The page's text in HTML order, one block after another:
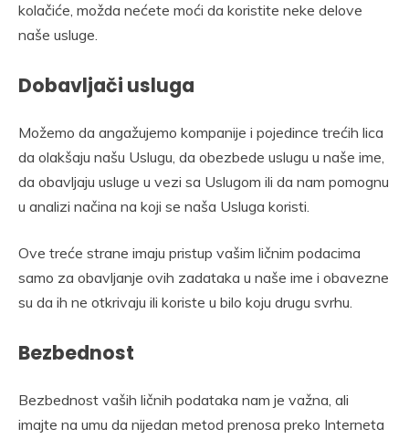
kolačiće, možda nećete moći da koristite neke delove
naše usluge.
Dobavljači usluga
Možemo da angažujemo kompanije i pojedince trećih lica
da olakšaju našu Uslugu, da obezbede uslugu u naše ime,
da obavljaju usluge u vezi sa Uslugom ili da nam pomognu
u analizi načina na koji se naša Usluga koristi.
Ove treće strane imaju pristup vašim ličnim podacima
samo za obavljanje ovih zadataka u naše ime i obavezne
su da ih ne otkrivaju ili koriste u bilo koju drugu svrhu.
Bezbednost
Bezbednost vaših ličnih podataka nam je važna, ali
imajte na umu da nijedan metod prenosa preko Interneta